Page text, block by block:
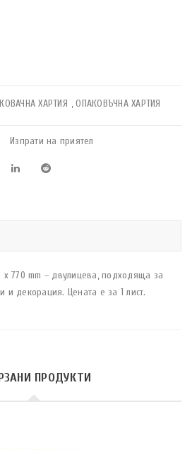
ХАРТИЯ ,ОПАКОВЪЧНА ХАРТИЯ
Изпрати на приятел
x 770 mm – двулицева, подходяща за
декорация. Цената е за 1 лист.
ПРОДУКТИ